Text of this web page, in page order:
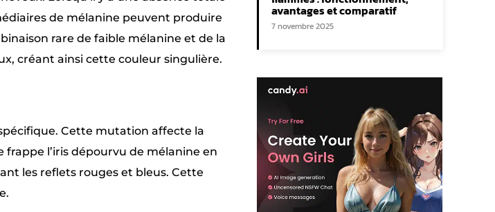
de mélanine peuvent produire
rare de faible mélanine et de la
créant ainsi cette couleur singulière.
Cette mutation affecte la
l’iris dépourvu de mélanine en
les reflets rouges et bleus. Cette
avantages et comparatif
7 novembre 2025